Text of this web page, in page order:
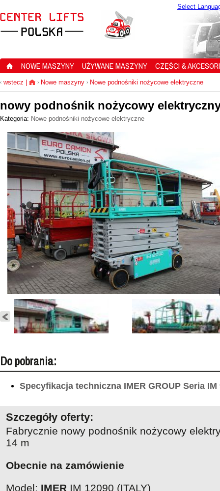
Select
NOWE MASZYNY UŻYWANE MASZYNY CZĘŚCI &
‹ wstecz › Nowe maszyny › Nowe podnośniki nożycowe elektryczne
nowy podnośnik nożycowy
Kategoria: Nowe podnośniki nożycowe elektryczne
Do pobrania:
Specyfikacja techniczna IMER GROUP Seria IM
Szczegóły oferty:
Fabrycznie nowy podnośnik nożycowy
14 m
Obecnie na zamówienie
Model: IMER IM 12090 (ITALY)